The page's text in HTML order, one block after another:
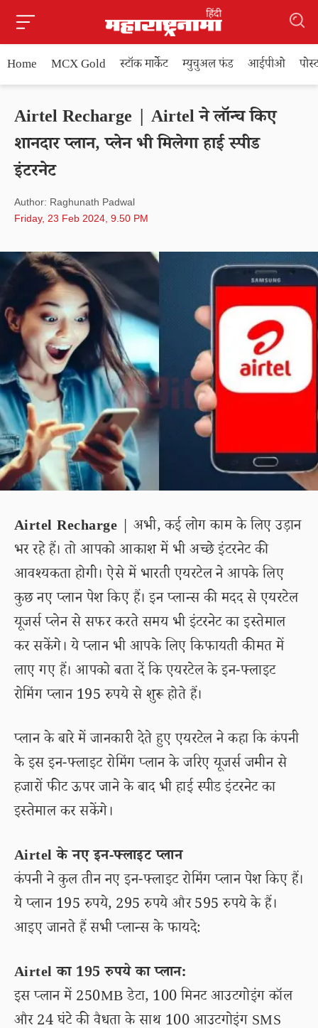
Home MCX Gold स्टॉक मार्केट म्युचुअल फंड आईपीओ
Airtel Recharge | Airtel ने लॉन्च किए
शानदार प्लान, प्लेन भी मिलेगा हाई स्पीड
इंटरनेट
Author: Raghunath Padwal
Friday, 23 Feb 2024, 9.50 PM
Airtel Recharge | अभी, कई लोग काम के लिए उड़ान
भर रहे हैं। तो आपको आकाश में भी अच्छे इंटरनेट की
आवश्यकता होगी। ऐसे में भारती एयरटेल ने आपके लिए
कुछ नए प्लान पेश किए हैं। इन प्लान्स की मदद से एयरटेल
यूजर्स प्लेन से सफर करते समय भी इंटरनेट का इस्तेमाल
कर सकेंगे। ये प्लान भी आपके लिए किफायती कीमत में
लाए गए हैं। आपको बता दें कि एयरटेल के इन-फ्लाइट
रोमिंग प्लान 195 रुपये से शुरू होते हैं।
प्लान के बारे में जानकारी देते हुए एयरटेल ने कहा कि कंपनी
के इस इन-फ्लाइट रोमिंग प्लान के जरिए यूजर्स जमीन से
हजारों फीट ऊपर जाने के बाद भी हाई स्पीड इंटरनेट का
इस्तेमाल कर सकेंगे।
Airtel के नए इन-फ्लाइट प्लान
कंपनी ने कुल तीन नए इन-फ्लाइट रोमिंग प्लान पेश किए हैं।
ये प्लान 195 रुपये, 295 रुपये और 595 रुपये के हैं।
आइए जानते हैं सभी प्लान्स के फायदे:
Airtel का 195 रुपये का प्लान:
इस प्लान में 250MB डेटा, 100 मिनट आउटगोइंग कॉल
और 24 घंटे की वैधता के साथ 100 आउटगोइंग SMS